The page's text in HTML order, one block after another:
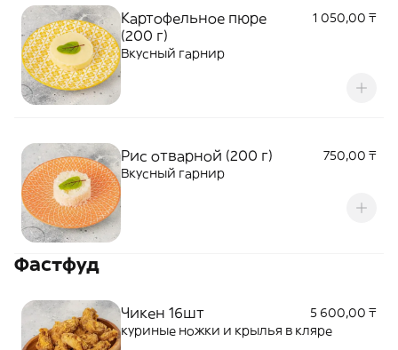
Картофельное пюре
(200 г)
1 050,00 ₸
Вкусный гарнир
Рис отварной (200 г)
750,00 ₸
Вкусный гарнир
Фастфуд
Чикен 16шт
5 600,00 ₸
куриные ножки и крылья в кляре